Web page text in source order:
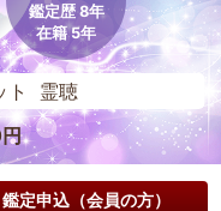
鑑定歴 8年
在籍 5年
ト 霊聴
鑑定申込（会員の方）